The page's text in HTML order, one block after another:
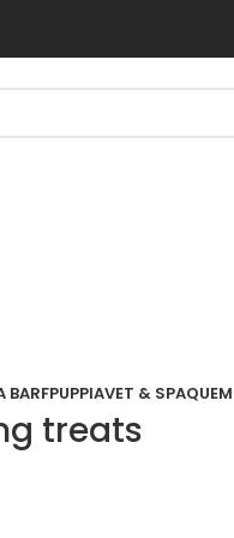
BARFPUPPIAVET & SPA
treats